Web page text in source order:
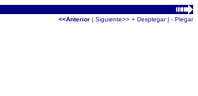
<<Anterior | Siguiente>> + Desplegar| - Plegar